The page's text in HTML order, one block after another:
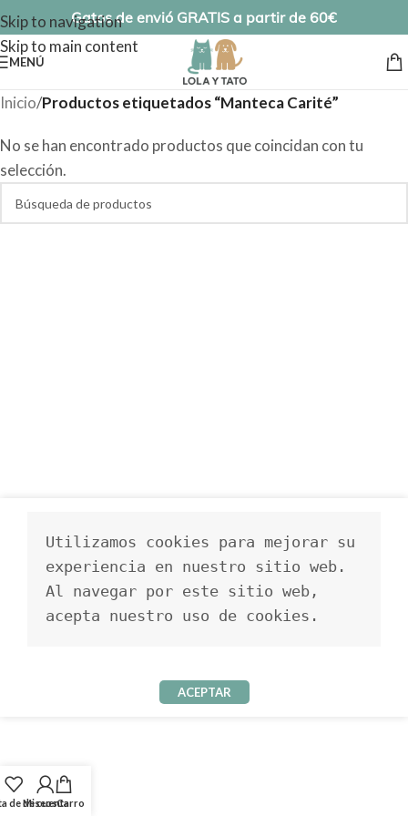
Skip to navigation
Skip to main content
Gatos de envió GRATIS a partir de 60€
MENÚ
Inicio/Productos etiquetados “Manteca Carité”
No se han encontrado productos que coincidan con tu
selección.
de deseos
Mi cuentaCarro
Utilizamos cookies para mejorar su
experiencia en nuestro sitio web.
Al navegar por este sitio web,
acepta nuestro uso de cookies.
ACEPTAR